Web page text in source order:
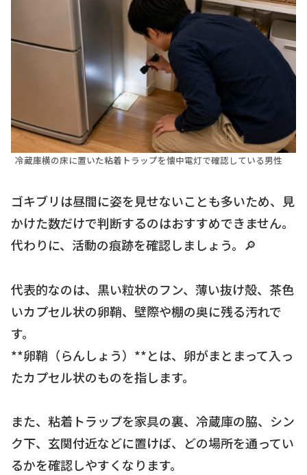
冷蔵庫横の床に置いた粘着トラップを懐中電灯で確認している男性
ゴキブリは昼間に姿を見せないことも多いため、見
かけた数だけで判断するのはおすすめできません。
代わりに、活動の痕跡を確認しましょう。🔎
代表的なのは、黒い粒状のフン、薄い抜け殻、茶色
いカプセル状の卵鞘、壁際や棚の奥に残る汚れで
す。
**卵鞘（らんしょう）**とは、卵がまとまって入っ
たカプセル状のものを指します。
また、粘着トラップを家具の裏、冷蔵庫の脇、シン
ク下、玄関付近などに置けば、どの場所を通ってい
るかを確認しやすくなります。